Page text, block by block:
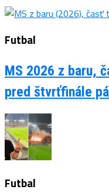
Futbal
MS 2026 z baru,
pred štvrťfinále
Futbal